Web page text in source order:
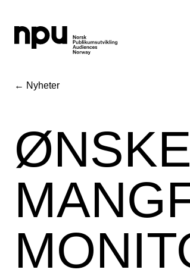
← Nyheter